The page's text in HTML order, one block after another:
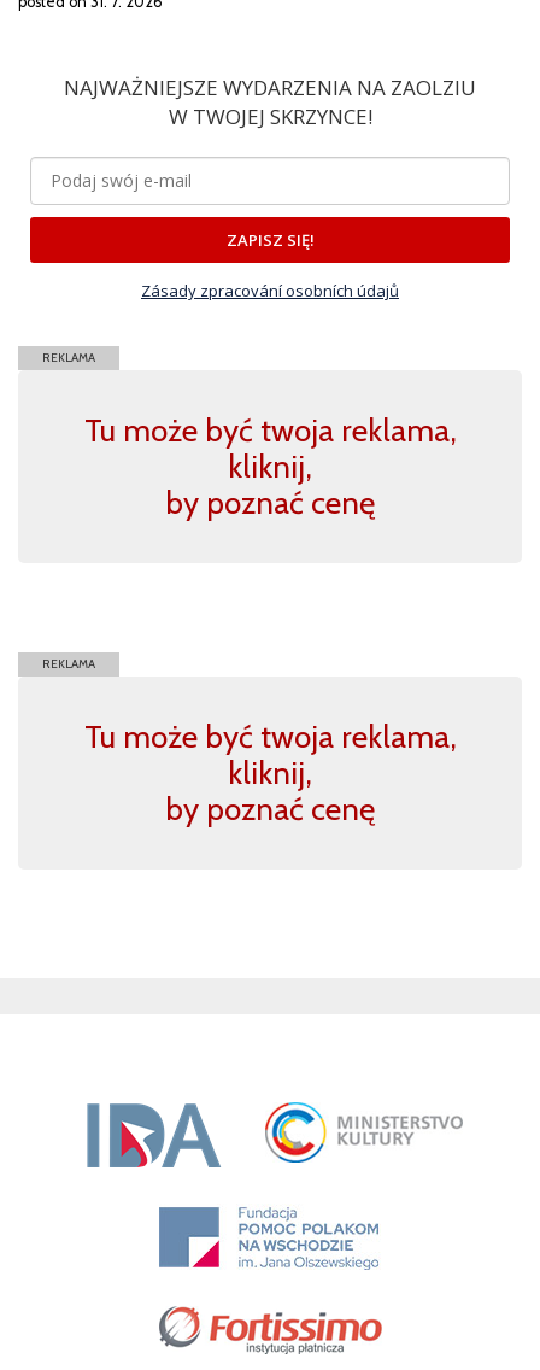
NAJWAŻNIEJSZE WYDARZENIA NA ZAOLZIU
W TWOJEJ SKRZYNCE!
ZAPISZ SIĘ!
Zásady zpracování osobních údajů
REKLAMA
Tu może być twoja reklama,
kliknij,
by poznać cenę
REKLAMA
Tu może być twoja reklama,
kliknij,
by poznać cenę